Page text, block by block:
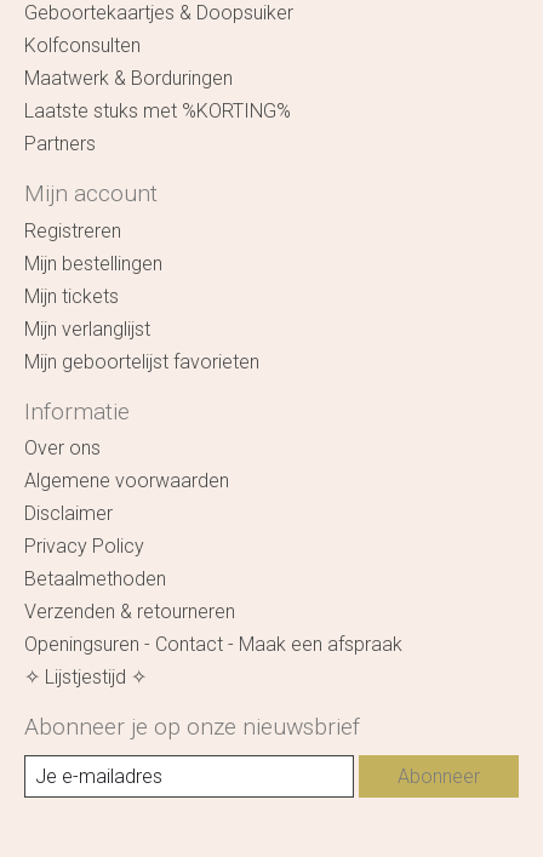
Geboortekaartjes & Doopsuiker
Kolfconsulten
Maatwerk & Borduringen
Laatste stuks met %KORTING%
Partners
Mijn account
Registreren
Mijn bestellingen
Mijn tickets
Mijn verlanglijst
Mijn geboortelijst favorieten
Informatie
Over ons
Algemene voorwaarden
Disclaimer
Privacy Policy
Betaalmethoden
Verzenden & retourneren
Openingsuren - Contact - Maak een afspraak
✧ Lijstjestijd ✧
Abonneer je op onze nieuwsbrief
Abonneer